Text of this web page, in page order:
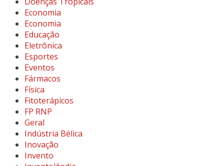
Economia
Economia
Educação
Eletrônica
Esportes
Eventos
Fármacos
Física
Fitoterápicos
FP RNP
Geral
Indústria Bélica
Inovação
Invento